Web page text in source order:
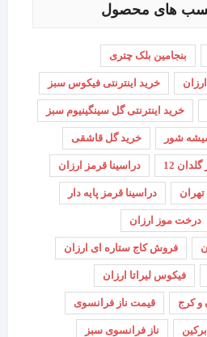
های محصول
بنجامین بلک چتری
خرید اینترنتی فیکوس سبز
خرید اینترنتی گل سینگینیوم سبز
شور خرید گل قاشقی
12 دراسینا قرمز ارزان
دراسینا قرمز پایه دار
درخت موز ارزان
فروش کاج ستاره ای ارزان
فیکوس لیراتا ارزان
و کرج قیمت ناز فرانسوی
ناز فرانسوی سبز